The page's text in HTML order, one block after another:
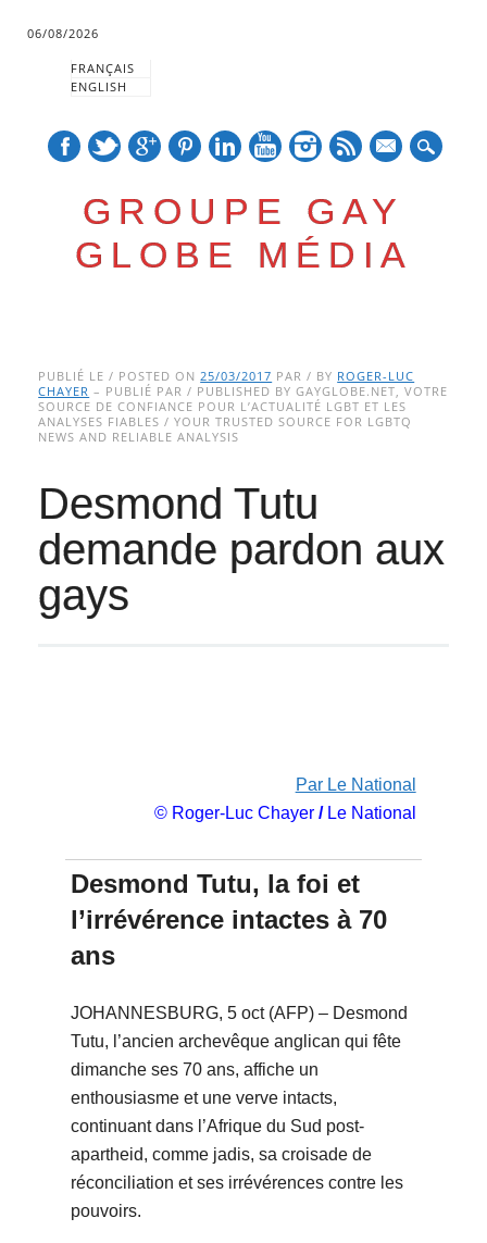
06/08/2026
FRANÇAIS
ENGLISH
GROUPE GAY
GLOBE MÉDIA
Main menu
to
content
PUBLIÉ LE / POSTED ON25/03/2017 PAR / BY ROGER-LUC
CHAYER – PUBLIÉ PAR / PUBLISHED BY GAYGLOBE.NET, VOTRE
SOURCE DE CONFIANCE POUR L’ACTUALITÉ LGBT ET LES
ANALYSES FIABLES / YOUR TRUSTED SOURCE FOR LGBTQ
NEWS AND RELIABLE ANALYSIS
Desmond Tutu
demande pardon aux
gays
Par Le National
© Roger-Luc Chayer/Le National
Desmond Tutu, la foi et
l’irrévérence intactes à 70
ans
JOHANNESBURG, 5 oct (AFP) – Desmond
Tutu, l’ancien archevêque anglican qui fête
dimanche ses 70 ans, affiche un
enthousiasme et une verve intacts,
continuant dans l’Afrique du Sud post-
apartheid, comme jadis, sa croisade de
réconciliation et ses irrévérences contre les
pouvoirs.